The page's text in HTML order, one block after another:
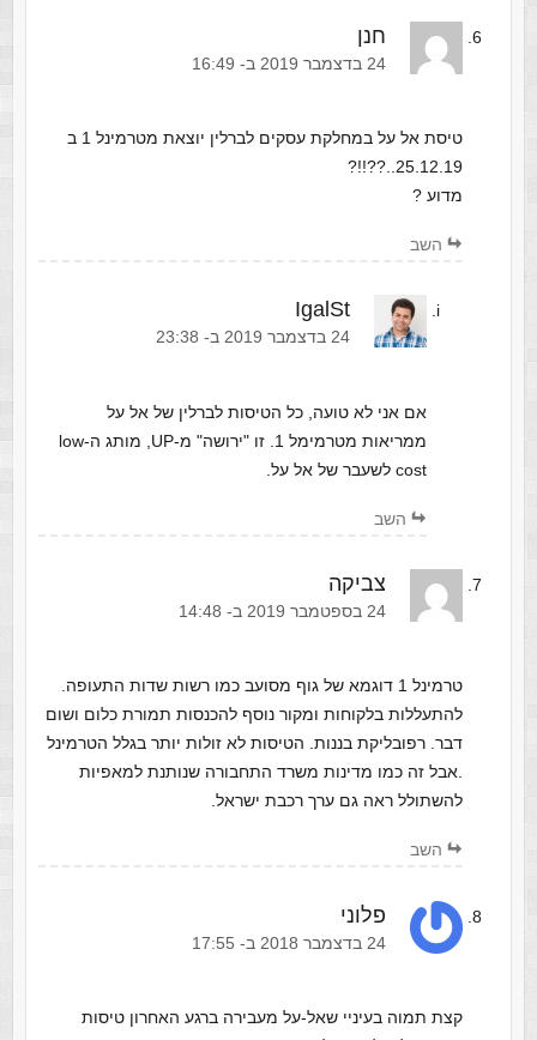
חנן
‫24 בדצמבר 2019 ב- 16:49
טיסת אל על במחלקת עסקים לברלין יוצאת מטרמינל 1 ב
25.12.19..??!!?
מדוע ?
השב
IgalSt
‫24 בדצמבר 2019 ב- 23:38
אם אני לא טועה, כל הטיסות לברלין של אל על
ממריאות מטרמימל 1. זו "ירושה" מ-UP, מותג ה-low
cost לשעבר של אל על.
השב
צביקה
‫24 בספטמבר 2019 ב- 14:48
טרמינל 1 דוגמא של גוף מסועב כמו רשות שדות התעופה.
להתעללות בלקוחות ומקור נוסף להכנסות תמורת כלום ושום
דבר. רפובליקת בננות. הטיסות לא זולות יותר בגלל הטרמינל
.אבל זה כמו מדינות משרד התחבורה שנותנת למאפיות
להשתולל ראה גם ערך רכבת ישראל.
השב
פלוני
‫24 בדצמבר 2018 ב- 17:55
קצת תמוה בעיניי שאל-על מעבירה ברגע האחרון טיסות